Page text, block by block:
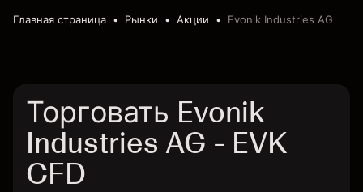
Главная страница Рынки Акции Evonik Industries AG
Торговать Evonik
Industries AG - EVK
CFD